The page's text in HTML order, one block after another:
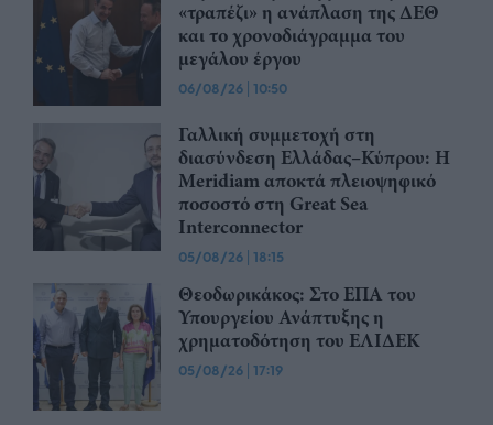
«τραπέζι» η ανάπλαση της ΔΕΘ
και το χρονοδιάγραμμα του
μεγάλου έργου
06/08/26 | 10:50
Γαλλική συμμετοχή στη
διασύνδεση Ελλάδας–Κύπρου: Η
Meridiam αποκτά πλειοψηφικό
ποσοστό στη Great Sea
Interconnector
05/08/26 | 18:15
Θεοδωρικάκος: Στο ΕΠΑ του
Υπουργείου Ανάπτυξης η
χρηματοδότηση του ΕΛΙΔΕΚ
05/08/26 | 17:19